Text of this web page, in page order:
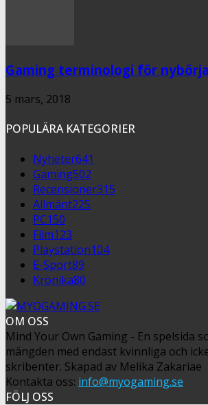
Gaming terminologi för
5 mars, 2018
POPULÄRA KATEGORIER
Nyheter641
Gaming502
Recensioner315
Allmänt225
PC150
Film123
Playstation104
E-Sport89
Krönika80
OM OSS
Mind Your Own Gaming - En spelsida
mängden med endast kvinnliga och
skribenter. Skapad av Melika Zakariae
Kontakta oss: info@myogaming.se
FÖLJ OSS